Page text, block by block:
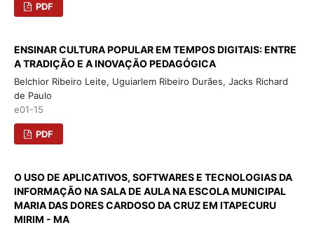
PDF
ENSINAR CULTURA POPULAR EM TEMPOS DIGITAIS: ENTRE
A TRADIÇÃO E A INOVAÇÃO PEDAGÓGICA
Belchior Ribeiro Leite, Uguiarlem Ribeiro Durães, Jacks Richard
de Paulo
e01-15
PDF
O USO DE APLICATIVOS, SOFTWARES E TECNOLOGIAS DA
INFORMAÇÃO NA SALA DE AULA NA ESCOLA MUNICIPAL
MARIA DAS DORES CARDOSO DA CRUZ EM ITAPECURU
MIRIM - MA